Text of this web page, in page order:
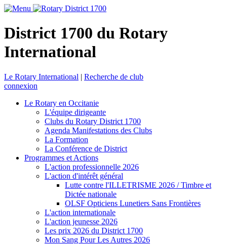
District 1700 du Rotary
International
Le Rotary International | Recherche de club
connexion
Le Rotary en Occitanie
L'équipe dirigeante
Clubs du Rotary District 1700
Agenda Manifestations des Clubs
La Formation
La Conférence de District
Programmes et Actions
L'action professionnelle 2026
L'action d'intérêt général
Lutte contre l'ILLETRISME 2026 / Timbre et
Dictée nationale
OLSF Opticiens Lunetiers Sans Frontières
L'action internationale
L'action jeunesse 2026
Les prix 2026 du District 1700
Mon Sang Pour Les Autres 2026